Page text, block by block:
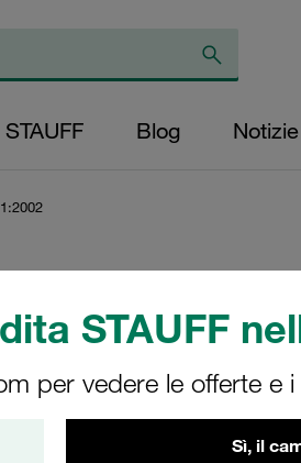
STAUFF
per vedere le offerte e i
Sì, il
Blog Notizie
3000
PSI) secondo la norma ISO
fino a 350 bar. Disponibile in